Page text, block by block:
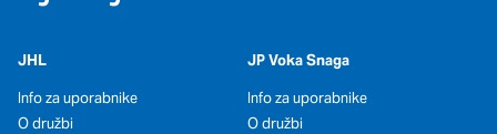
JHL
Info za uporabnike
O družbi
JP Voka Snaga
Info za uporabnike
O družbi
oglaševalska podjetja jih lahko uporabljajo za izdelavo profila
oglasov na drugih spletnih mestih. Pri delu uporabljajo
edinstveno prepoznavanje vašega brskalnika in naprave. Če
zavrnete uporabo teh piškotkov, ne boste deležni našega
ciljnega spletnega oglaševanja.